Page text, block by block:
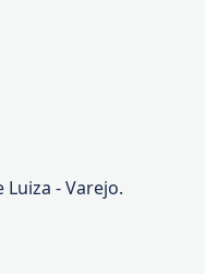
- Varejo.